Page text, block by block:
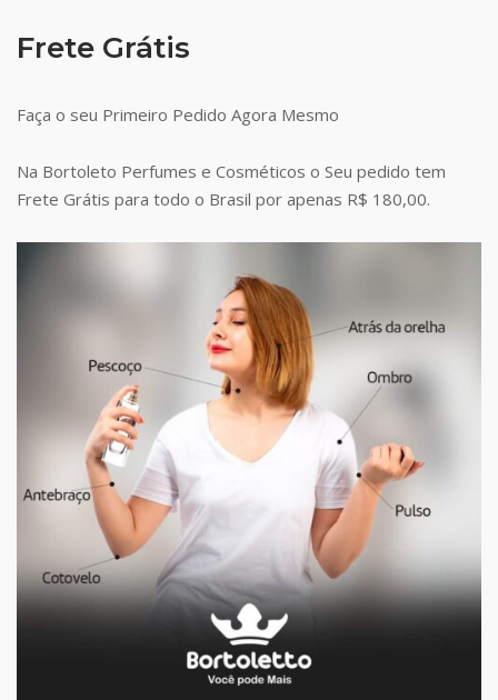
Frete Grátis
Faça o seu Primeiro Pedido Agora Mesmo
Na Bortoleto Perfumes e Cosméticos o Seu pedido tem
Frete Grátis para todo o Brasil por apenas R$ 180,00.